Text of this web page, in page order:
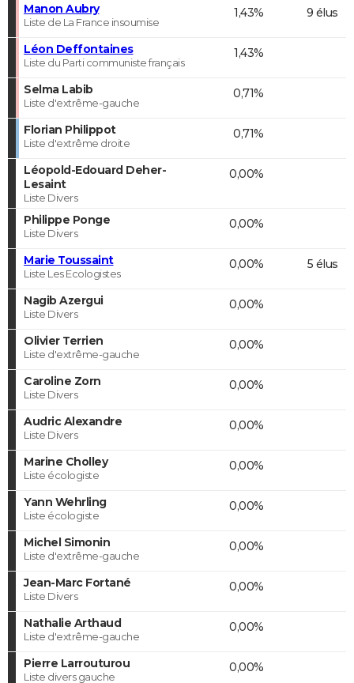
Manon Aubry
Liste de La France insoumise
1,43% 9 élus
Léon Deffontaines
Liste du Parti communiste français
1,43%
Selma Labib
Liste d'extrême-gauche
0,71%
Florian Philippot
Liste d'extrême droite
0,71%
Léopold-Edouard Deher-
Lesaint
Liste Divers
0,00%
Philippe Ponge
Liste Divers
0,00%
Marie Toussaint
Liste Les Ecologistes
0,00% 5 élus
Nagib Azergui
Liste Divers
0,00%
Olivier Terrien
Liste d'extrême-gauche
0,00%
Caroline Zorn
Liste Divers
0,00%
Audric Alexandre
Liste Divers
0,00%
Marine Cholley
Liste écologiste
0,00%
Yann Wehrling
Liste écologiste
0,00%
Michel Simonin
Liste d'extrême-gauche
0,00%
Jean-Marc Fortané
Liste Divers
0,00%
Nathalie Arthaud
Liste d'extrême-gauche
0,00%
Pierre Larrouturou
Liste divers gauche
0,00%